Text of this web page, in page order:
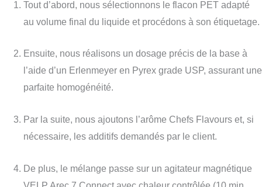
Tout d’abord, nous sélectionnons le flacon PET adapté
au volume final du liquide et procédons à son étiquetage.
Ensuite, nous réalisons un dosage précis de la base à
l’aide d’un Erlenmeyer en Pyrex grade USP, assurant une
parfaite homogénéité.
Par la suite, nous ajoutons l’arôme Chefs Flavours et, si
nécessaire, les additifs demandés par le client.
De plus, le mélange passe sur un agitateur magnétique